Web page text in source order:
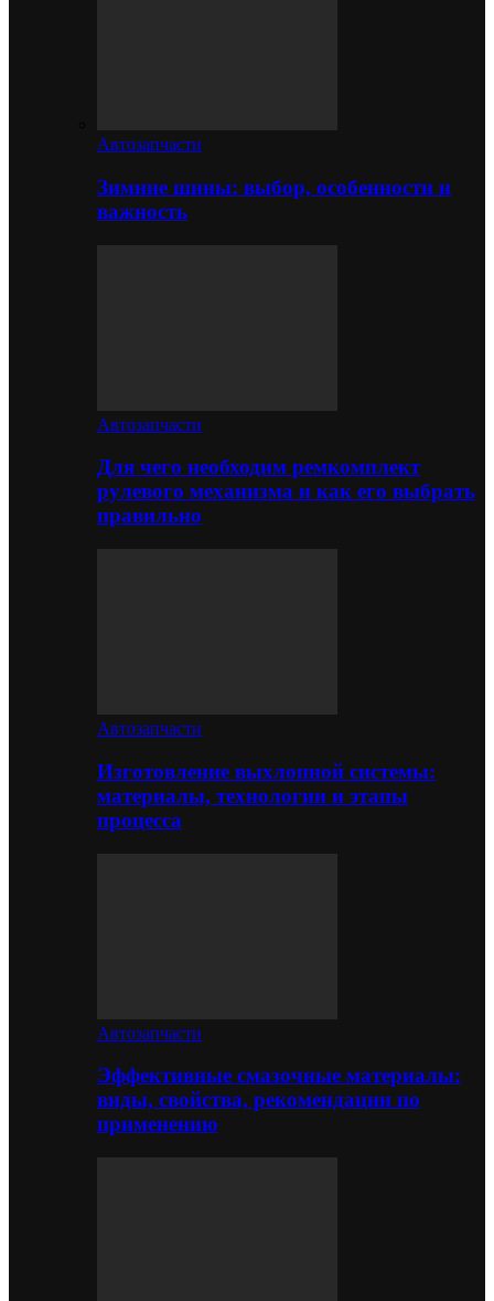
Автозапчасти
Зимние шины: выбор, особенности и
важность
Автозапчасти
Для чего необходим ремкомплект
рулевого механизма и как его выбрать
правильно
Автозапчасти
Изготовление выхлопной системы:
материалы, технологии и этапы
процесса
Автозапчасти
Эффективные смазочные материалы:
виды, свойства, рекомендации по
применению